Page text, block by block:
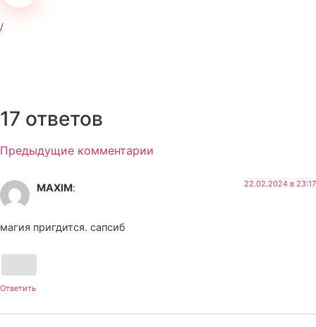
17 ответов
Предыдущие комментарии
МАХIM: 22.02.2024 в 23:17
магия пригдится. сапсиб
Ответить